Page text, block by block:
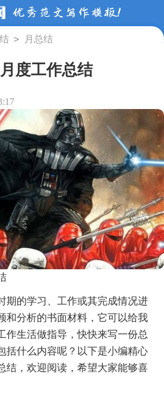
> 月总结
度工作总结
期的学习、工作或其完成情况进
和分析的书面材料，它可以给我
作生活做指导，快快来写一份总
括什么内容呢？以下是小编精心
结，欢迎阅读，希望大家能够喜